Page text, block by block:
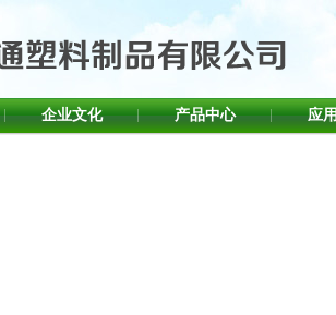
企业文化 产品中心 应